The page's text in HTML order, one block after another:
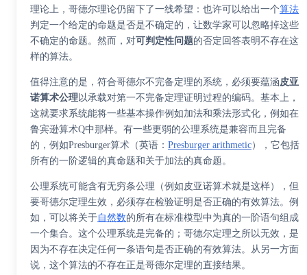
理论上，哥德尔理论仍留下了一线希望：也许可以给出一个算法
判定一个给定的命题是否是不确定的，让数学家可以忽略掉这些
不确定的命题。然而，对可判定性问题的否定回答表明不存在这
样的算法。
值得注意的是，符合哥德尔不完备定理的系统，必须要蕴涵 皮亚
诺算术公理以承载对第一不完备定理证明过程的编码。基本上，
这就要求系统能将一些基本操作例如加法和乘法形式化，例如在
鲁宾逊算术Q中那样。有一些更弱的公理系统是兼容而且完备
的，例如Presburger算术 （英语 ： Presburger arithmetic）
，它包括
所有的一阶逻辑的真命题和关于加法的真命题。
公理系统可能含有无穷条公理（例如皮亚诺算术就是这样），但
要哥德尔定理生效，必须存在检验证明是否正确的有效算法。例
如，可以将关于自然数的所有在标准模型中为真的一阶语句组成
一个集合。这个公理系统是完备的；哥德尔定理之所以无效，是
因为不存在决定任何一条语句是否正确的有效算法。从另一方面
说，这个算法的不存在正是哥德尔定理的直接结果。